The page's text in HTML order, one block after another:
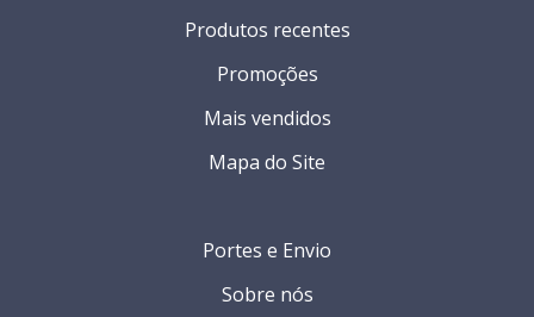
Portes e Envio
Sobre nós
Produtos recentes
Promoções
Mais vendidos
Mapa do Site